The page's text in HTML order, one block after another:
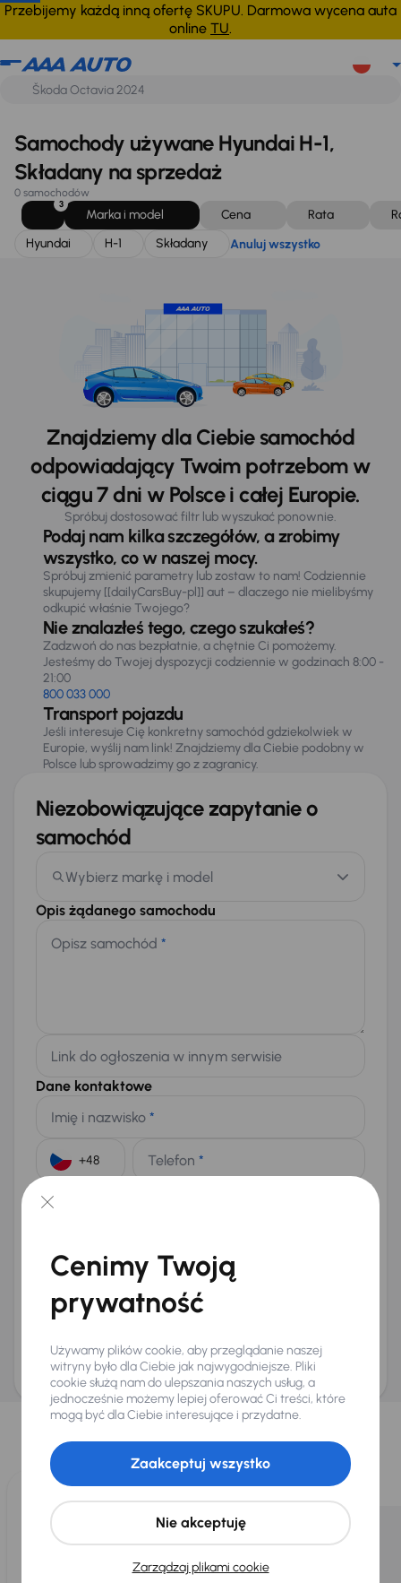
Przebijemy każdą inną ofertę SKUPU. Darmowa wycena auta
online TU.
Hyundai H-1 Składany Anuluj wszystko
Samochody używane Hyundai H-1,
Składany na sprzedaż
0 samochodów
3
Marka i model Cena Rata
Hyundai
H-1 Składany Anuluj wszystko
Znajdziemy dla Ciebie samochód
odpowiadający Twoim potrzebom w
ciągu 7 dni w Polsce i całej Europie.
Spróbuj dostosować filtr lub wyszukać ponownie.
Podaj nam kilka szczegółów, a zrobimy
wszystko, co w naszej mocy.
Spróbuj zmienić parametry lub zostaw to nam! Codziennie
skupujemy [[dailyCarsBuy-pl]] aut – dlaczego nie mielibyśmy
odkupić właśnie Twojego?
Nie znalazłeś tego, czego szukałeś?
Zadzwoń do nas bezpłatnie, a chętnie Ci pomożemy.
Jesteśmy do Twojej dyspozycji codziennie w godzinach 8:00 -
21:00
800 033 000
Transport pojazdu
Jeśli interesuje Cię konkretny samochód gdziekolwiek w
Europie, wyślij nam link! Znajdziemy dla Ciebie podobny w
Polsce lub sprowadzimy go z zagranicy.
Niezobowiązujące zapytanie o
samochód
Wybierz markę i model
Opis żądanego samochodu
Opisz samochód *
Link do ogłoszenia w innym serwisie
Dane kontaktowe
Imię i nazwisko *
Telefon *
E-mail
Na numer telefonu (opcjonalnie)
Wyślij zapytanie
ani zagwarantowaną dostępnością pojazdu. AURES Holdings a.s., z siedzibą
Dopraváků 874/15, Čimice, 184 00 Praga 8, będzie przechowywać i przetwarzać
Twoje dane osobowe zgodnie z zasadami ochrony i przetwarzaniadanych
osobowych
Wybraliśmy dla Ciebie
Wybieramy dla Ciebienajlepsze pojazdyz naszej oferty. Kupimy
dla Ciebiedo 400 pojazdówkażdego dnia.
Cenimy Twoją
prywatność
Używamy plików cookie, aby przeglądanie naszej
witryny było dla Ciebie jak najwygodniejsze. Pliki
cookie służą nam do ulepszania naszych usług, a
jednocześnie możemy lepiej oferować Ci treści, które
mogą być dla Ciebie interesujące i przydatne.
Zarządzaj plikami cookie
Nie akceptuję
Zaakceptuj wszystko